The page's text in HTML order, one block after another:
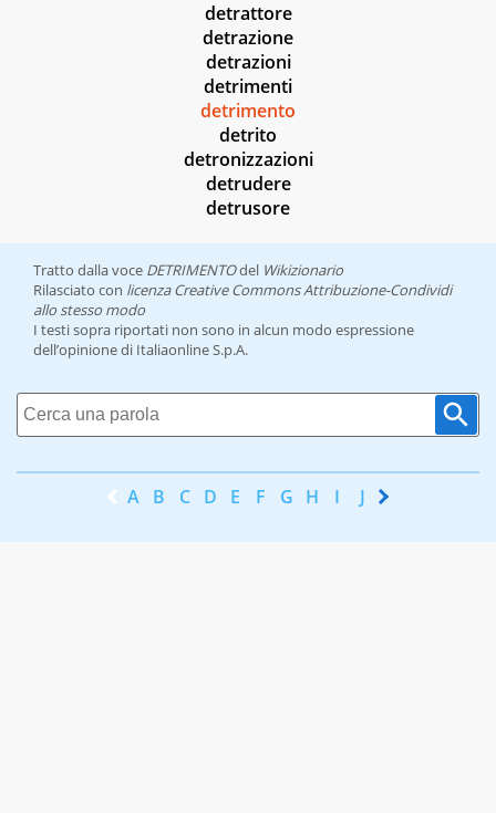
detrattore
detrazione
detrazioni
detrimenti
detrimento
detrito
detronizzazioni
detrudere
detrusore
Tratto dalla voce DETRIMENTOdel Wikizionario
Rilasciato con licenza Creative Commons Attribuzione-Condividi
allo stesso modo
I testi sopra riportati non sono in alcun modo espressione
dell’opinione di Italiaonline S.p.A.
A B C D E F G H I J K